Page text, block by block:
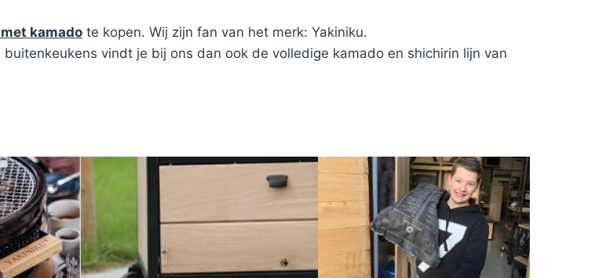
kamado te kopen. Wij zijn fan van het merk: Yakiniku.
vindt je bij ons dan ook de volledige kamado en shichirin lijn van